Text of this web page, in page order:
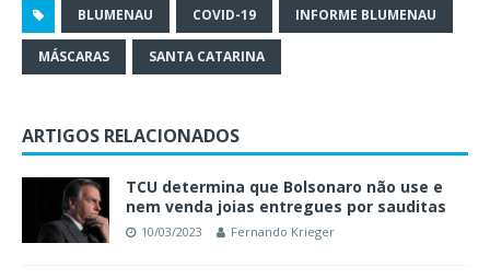
BLUMENAU COVID-19 INFORME BLUMENAU
MÁSCARAS SANTA CATARINA
ARTIGOS RELACIONADOS
TCU determina que Bolsonaro não use e
nem venda joias entregues por sauditas
10/03/2023 Fernando Krieger